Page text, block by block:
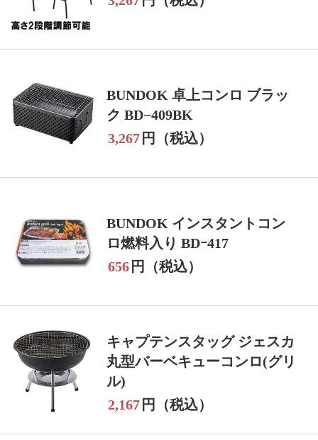
BUNDOK 卓上コンロ ブラッ
ク BD−409BK
3,267 円（税込）
BUNDOK インスタントコン
ロ燃料入り BDｰ417
656 円（税込）
キャプテンスタッグ ジェスカ
丸型バーベキューコンロ(グリ
ル)
2,167 円（税込）